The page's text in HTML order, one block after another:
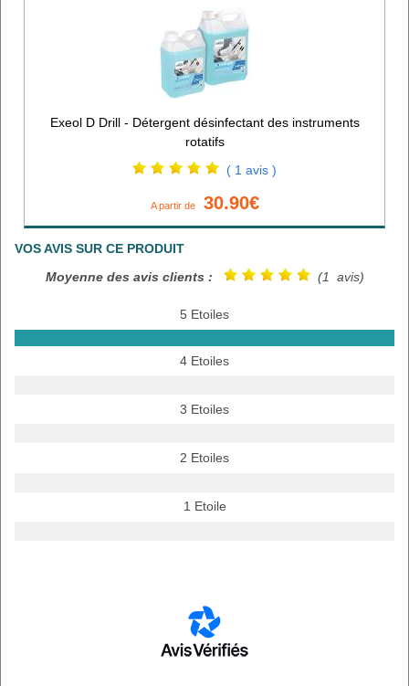
Exeol D Drill - Détergent désinfectant des instruments
rotatifs
( 1 avis )
A partir de 30.90€
VOS AVIS SUR CE PRODUIT
Moyenne des avis clients :
(1 avis)
5 Etoiles
4 Etoiles
3 Etoiles
2 Etoiles
1 Etoile